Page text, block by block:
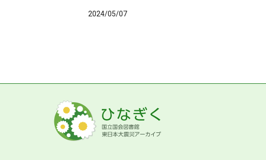
2024/05/07